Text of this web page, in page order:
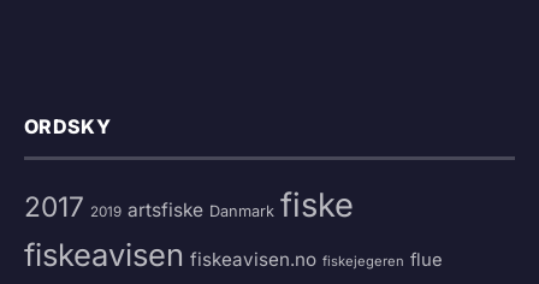
ORDSKY
2017 2019 artsfiske Danmark fiske
fiskeavisen fiskeavisen.no fiskejegeren flue